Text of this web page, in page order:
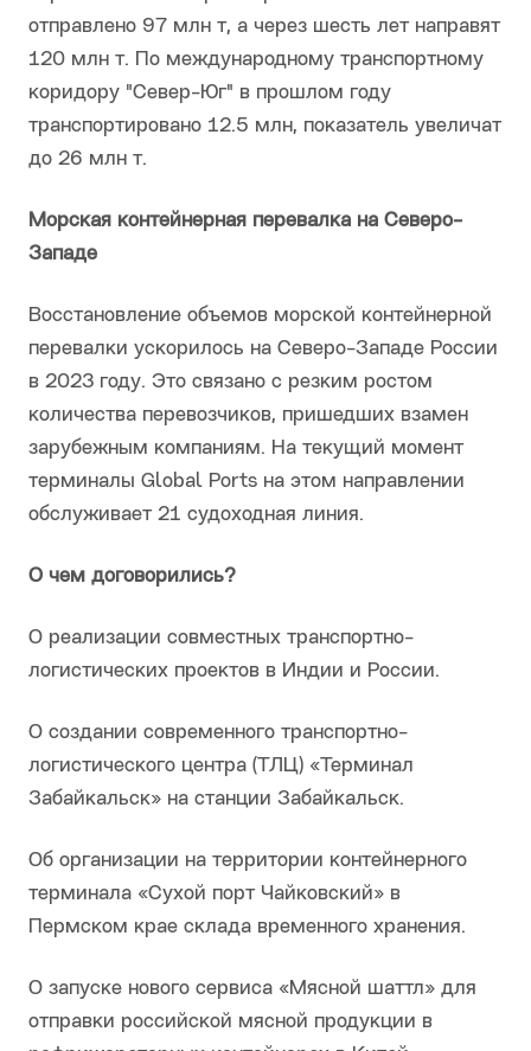
отправлено 97 млн т, а через шесть лет направят
120 млн т. По международному транспортному
коридору "Север-Юг" в прошлом году
транспортировано 12.5 млн, показатель увеличат
до 26 млн т.
Морская контейнерная перевалка на Северо-
Западе
Восстановление объемов морской контейнерной
перевалки ускорилось на Северо-Западе России
в 2023 году. Это связано с резким ростом
количества перевозчиков, пришедших взамен
зарубежным компаниям. На текущий момент
терминалы Global Ports на этом направлении
обслуживает 21 судоходная линия.
О чем договорились?
О реализации совместных транспортно-
логистических проектов в Индии и России.
О создании современного транспортно-
логистического центра (ТЛЦ) «Терминал
Забайкальск» на станции Забайкальск.
Об организации на территории контейнерного
терминала «Сухой порт Чайковский» в
Пермском крае склада временного хранения.
О запуске нового сервиса «Мясной шаттл» для
отправки российской мясной продукции в